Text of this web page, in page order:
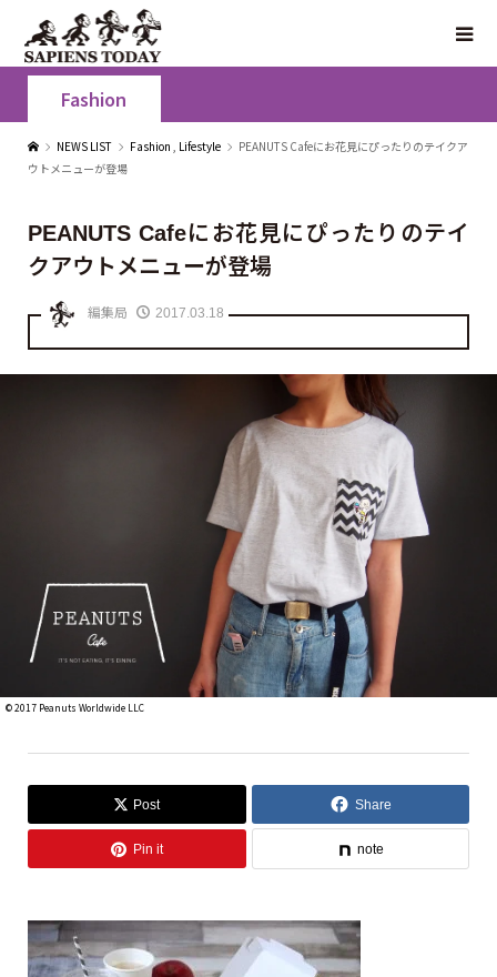
Fashion
NEWS LIST Fashion , Lifestyle
PEANUTS Cafeにお花見にぴったりのテイクア
ウトメニューが登場
PEANUTS Cafeにお花見にぴったりのテイ
クアウトメニューが登場
編集局 2017.03.18
© 2017 Peanuts Worldwide LLC
Post Share
Pin it note